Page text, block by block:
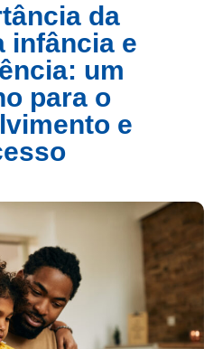
da
infância e
um
para o
e